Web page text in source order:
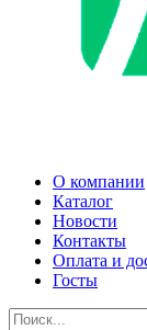
О компании
Каталог
Новости
Контакты
Оплата и
Госты